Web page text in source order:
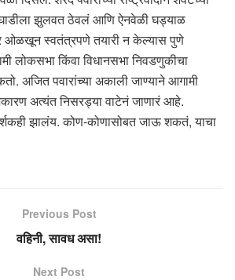
झुलवत ठेवलं आणि ऐनवेळी घड्याळ
ओळखून स्वतंत्रपणे तयारी न केल्यास पुणे
लोकसभा किंवा विधानसभा निवडणुकीचा
अजित पवारांच्या अकाली जाण्याने आगामी
अत्यंत निसरड्या वाटेनं जाणारं आहे.
झालंय. कोण-कोणासोबत जाऊ शकतं, याचा
Previous Post
वहिनी, सावध असा!
Next Post